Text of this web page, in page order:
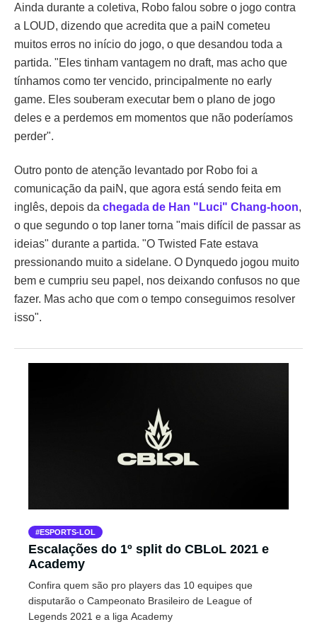
Ainda durante a coletiva, Robo falou sobre o jogo contra
a LOUD, dizendo que acredita que a paiN cometeu
muitos erros no início do jogo, o que desandou toda a
partida. "Eles tinham vantagem no draft, mas acho que
tínhamos como ter vencido, principalmente no early
game. Eles souberam executar bem o plano de jogo
deles e a perdemos em momentos que não poderíamos
perder".
Outro ponto de atenção levantado por Robo foi a
comunicação da paiN, que agora está sendo feita em
inglês, depois da chegada de Han "Luci" Chang-hoon,
o que segundo o top laner torna "mais difícil de passar as
ideias" durante a partida. "O Twisted Fate estava
pressionando muito a sidelane. O Dynquedo jogou muito
bem e cumpriu seu papel, nos deixando confusos no que
fazer. Mas acho que com o tempo conseguimos resolver
isso".
ESPORTS-LOL
Escalações do 1º split do CBLoL 2021 e
Academy
Confira quem são pro players das 10 equipes que
disputarão o Campeonato Brasileiro de League of
Legends 2021 e a liga Academy